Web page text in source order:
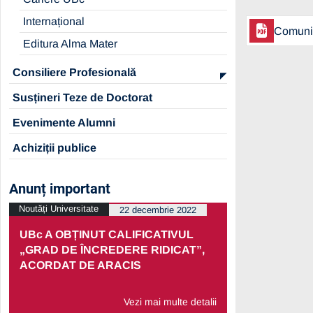
Internațional
Editura Alma Mater
Consiliere Profesională
Susțineri Teze de Doctorat
Evenimente Alumni
Achiziții publice
Anunț important
UBc A OBȚINUT CALIFICATIVUL
„GRAD DE ÎNCREDERE RIDICAT”,
ACORDAT DE ARACIS
Vezi mai multe detalii
Noutăți Universitate 22 decembrie 2022